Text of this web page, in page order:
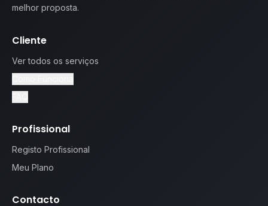
melhor proposta.
Cliente
Ver todos os serviços
Profissional
Registo Profissional
Meu Plano
Contacto